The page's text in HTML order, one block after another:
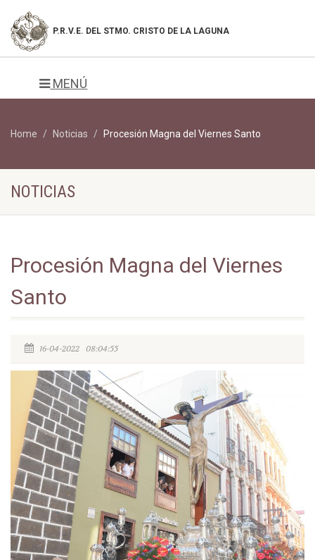
P.R.V.E. DEL STMO. CRISTO DE LA LAGUNA
MENÚ
Home Noticias Procesión Magna del Viernes Santo
NOTICIAS
Procesión Magna del Viernes
Santo
16-04-2022 08:04:55